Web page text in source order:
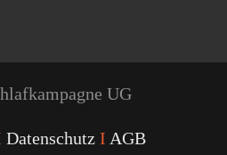
UG
Datenschutz I AGB